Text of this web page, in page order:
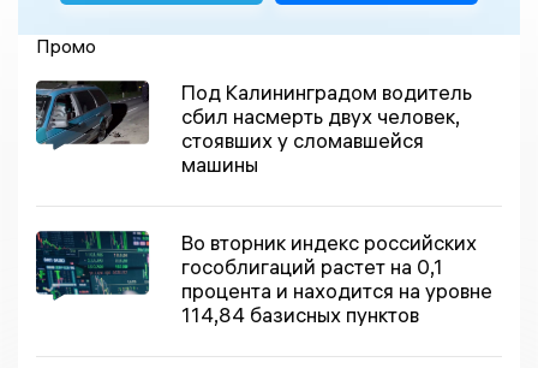
Промо
Под Калининградом водитель
сбил насмерть двух человек,
стоявших у сломавшейся
машины
Во вторник индекс российских
гособлигаций растет на 0,1
процента и находится на уровне
114,84 базисных пунктов